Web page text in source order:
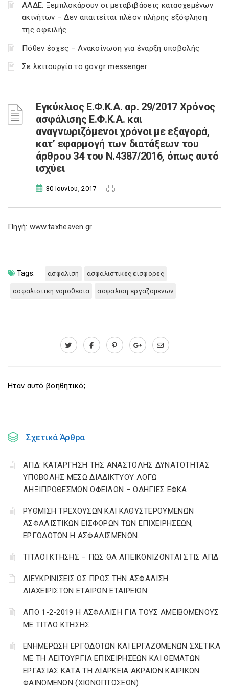
ΑΑΔΕ: Ξεμπλοκάρουν οι μεταβιβάσεις κατασχεμένων
ακινήτων – Δεν απαιτείται πλέον πλήρης εξόφληση
της οφειλής
Πόθεν έσχες – Ανακοίνωση για έναρξη υποβολής
Σε λειτουργία το gov.gr messenger
Εγκύκλιος Ε.Φ.Κ.Α. αρ. 29/2017 Χρόνος
ασφάλισης Ε.Φ.Κ.Α. και
αναγνωριζόμενοι χρόνοι με εξαγορά,
κατ’ εφαρμογή των διατάξεων του
άρθρου 34 του Ν.4387/2016, όπως αυτό
ισχύει
30 Ιουνίου, 2017
Πηγή: www.taxheaven.gr
Tags: ασφαλιση ασφαλιστικες εισφορες
ασφαλιστικη νομοθεσια ασφαλιση εργαζομενων
Ηταν αυτό βοηθητικό;
Σχετικά Άρθρα
ΑΠΔ: ΚΑΤΑΡΓΗΣΗ ΤΗΣ ΑΝΑΣΤΟΛΗΣ ΔΥΝΑΤΟΤΗΤΑΣ
ΥΠΟΒΟΛΗΣ ΜΕΣΩ ΔΙΑΔΙΚΤΥΟΥ ΛΟΓΩ
ΛΗΞΙΠΡΟΘΕΣΜΩΝ ΟΦΕΙΛΩΝ – ΟΔΗΓΙΕΣ ΕΦΚΑ
ΡΥΘΜΙΣΗ ΤΡΕΧΟΥΣΩΝ ΚΑΙ ΚΑΘΥΣΤΕΡΟΥΜΕΝΩΝ
ΑΣΦΑΛΙΣΤΙΚΩΝ ΕΙΣΦΟΡΩΝ ΤΩΝ ΕΠΙΧΕΙΡΗΣΕΩΝ,
ΕΡΓΟΔΟΤΩΝ Η ΑΣΦΑΛΙΣΜΕΝΩΝ.
ΤΙΤΛΟΙ ΚΤΗΣΗΣ – ΠΩΣ ΘΑ ΑΠΕΙΚΟΝΙΖΟΝΤΑΙ ΣΤΙΣ ΑΠΔ
ΔΙΕΥΚΡΙΝΙΣΕΙΣ ΩΣ ΠΡΟΣ ΤΗΝ ΑΣΦΑΛΙΣΗ
ΔΙΑΧΕΙΡΙΣΤΩΝ ΕΤΑΙΡΩΝ ΕΤΑΙΡΕΙΩΝ
ΑΠΟ 1-2-2019 Η ΑΣΦΑΛΙΣΗ ΓΙΑ ΤΟΥΣ ΑΜΕΙΒΟΜΕΝΟΥΣ
ΜΕ ΤΙΤΛΟ ΚΤΗΣΗΣ
ΕΝΗΜΕΡΩΣΗ ΕΡΓΟΔΟΤΩΝ ΚΑΙ ΕΡΓΑΖΟΜΕΝΩΝ ΣΧΕΤΙΚΑ
ΜΕ ΤΗ ΛΕΙΤΟΥΡΓΙΑ ΕΠΙΧΕΙΡΗΣΕΩΝ ΚΑΙ ΘΕΜΑΤΩΝ
ΕΡΓΑΣΙΑΣ ΚΑΤΑ ΤΗ ΔΙΑΡΚΕΙΑ ΑΚΡΑΙΩΝ ΚΑΙΡΙΚΩΝ
ΦΑΙΝΟΜΕΝΩΝ (ΧΙΟΝΟΠΤΩΣΕΩΝ)